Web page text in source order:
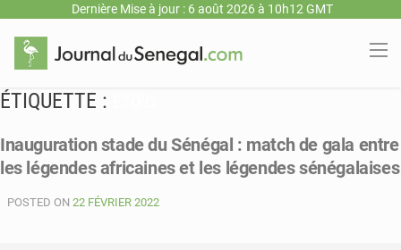
Dernière Mise à jour : 6 août 2026 à 10h12 GMT
ÉTIQUETTE :
Inauguration stade du Sénégal : match de gala entre
les légendes africaines et les légendes sénégalaises
POSTED ON 22 FÉVRIER 2022